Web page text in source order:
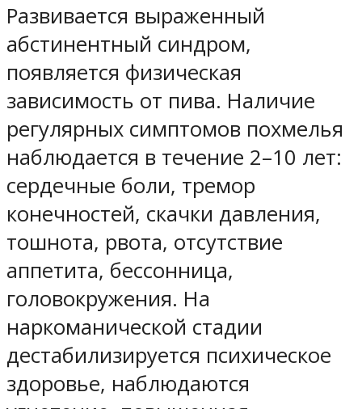
Развивается выраженный
абстинентный синдром,
появляется физическая
зависимость от пива. Наличие
регулярных симптомов похмелья
наблюдается в течение 2–10 лет:
сердечные боли, тремор
конечностей, скачки давления,
тошнота, рвота, отсутствие
аппетита, бессонница,
головокружения. На
наркоманической стадии
дестабилизируется психическое
здоровье, наблюдаются